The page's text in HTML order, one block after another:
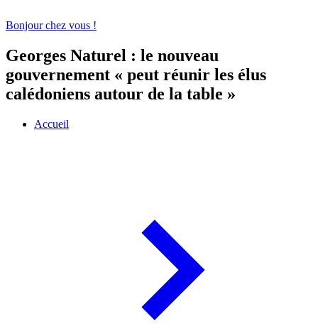
Bonjour chez vous !
Georges Naturel : le nouveau
gouvernement « peut réunir les élus
calédoniens autour de la table »
Accueil